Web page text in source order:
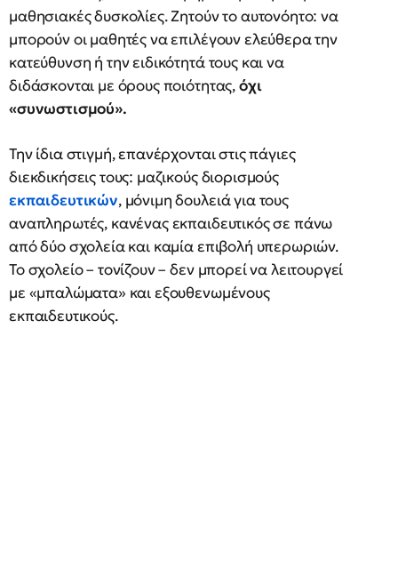
μαθησιακές δυσκολίες. Ζητούν το αυτονόητο: να
μπορούν οι μαθητές να επιλέγουν ελεύθερα την
κατεύθυνση ή την ειδικότητά τους και να
διδάσκονται με όρους ποιότητας,όχι
«συνωστισμού».
Την ίδια στιγμή, επανέρχονται στις πάγιες
διεκδικήσεις τους: μαζικούς διορισμούς
εκπαιδευτικών, μόνιμη δουλειά για τους
αναπληρωτές, κανένας εκπαιδευτικός σε πάνω
από δύο σχολεία και καμία επιβολή υπερωριών.
Το σχολείο – τονίζουν – δεν μπορεί να λειτουργεί
με «μπαλώματα» και εξουθενωμένους
εκπαιδευτικούς.